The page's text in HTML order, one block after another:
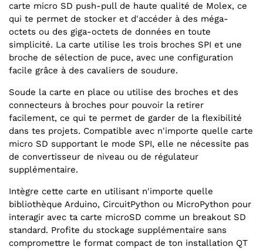
carte micro SD push-pull de haute qualité de Molex, ce
qui te permet de stocker et d'accéder à des méga-
octets ou des giga-octets de données en toute
simplicité. La carte utilise les trois broches SPI et une
broche de sélection de puce, avec une configuration
facile grâce à des cavaliers de soudure.
Soude la carte en place ou utilise des broches et des
connecteurs à broches pour pouvoir la retirer
facilement, ce qui te permet de garder de la flexibilité
dans tes projets. Compatible avec n'importe quelle carte
micro SD supportant le mode SPI, elle ne nécessite pas
de convertisseur de niveau ou de régulateur
supplémentaire.
Intègre cette carte en utilisant n'importe quelle
bibliothèque Arduino, CircuitPython ou MicroPython pour
interagir avec ta carte microSD comme un breakout SD
standard. Profite du stockage supplémentaire sans
compromettre le format compact de ton installation QT